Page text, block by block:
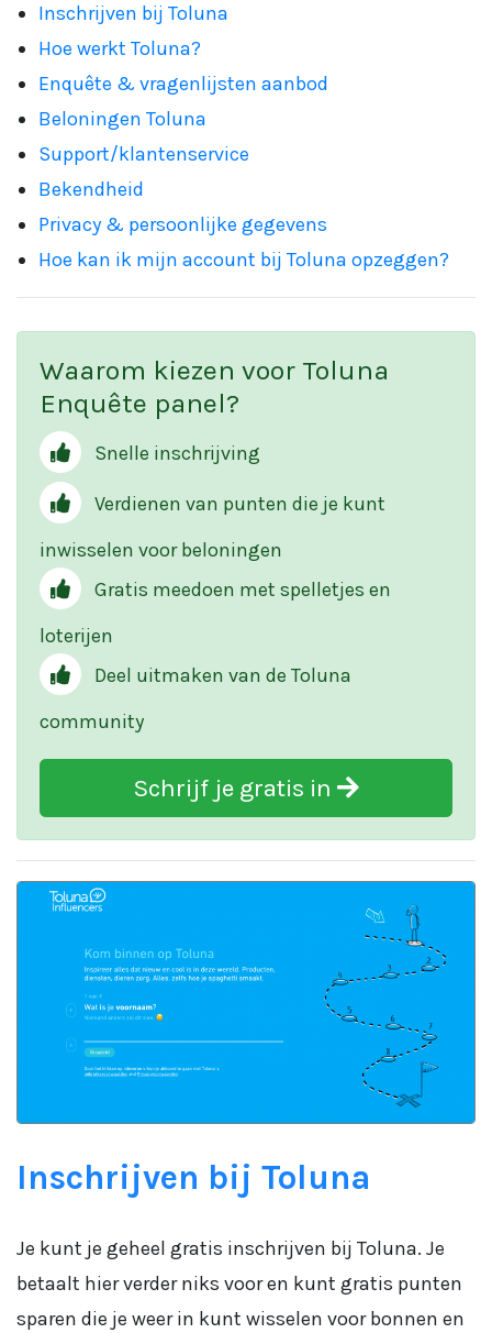
Inschrijven bij Toluna
Hoe werkt Toluna?
Enquête & vragenlijsten aanbod
Beloningen Toluna
Support/klantenservice
Bekendheid
Privacy & persoonlijke gegevens
Hoe kan ik mijn account bij Toluna opzeggen?
Waarom kiezen voor Toluna
Enquête panel?
Snelle inschrijving
Verdienen van punten die je kunt
inwisselen voor beloningen
Gratis meedoen met spelletjes en
loterijen
Deel uitmaken van de Toluna
community
Schrijf je gratis in
Inschrijven bij Toluna
Je kunt je geheel gratis inschrijven bij Toluna. Je
betaalt hier verder niks voor en kunt gratis punten
sparen die je weer in kunt wisselen voor bonnen en